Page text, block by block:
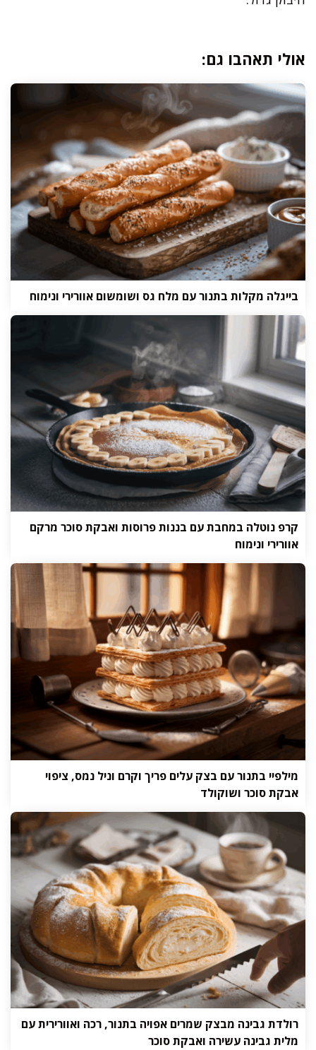
אולי תאהבו גם:
בייגלה מקלות בתנור עם מלח גס ושומשום אוורירי ונימוח
קרפ נוטלה במחבת עם בננות פרוסות ואבקת סוכר מרקם
אוורירי ונימוח
מילפיי בתנור עם בצק עלים פריך וקרם וניל נמס, ציפוי
אבקת סוכר ושוקולד
רולדת גבינה מבצק שמרים אפויה בתנור, רכה ואוורירית עם
מלית גבינה עשירה ואבקת סוכר